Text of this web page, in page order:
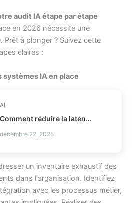
audit IA étape par étape
en 2026 nécessite une
Prêt à plonger ? Suivez cette
claires :
IA en place
AI
Comment réduire la latence LLM et les coûts en production ?
décembre 22, 2025
un inventaire exhaustif des
dans l’organisation. Identifiez
avec les processus métier,